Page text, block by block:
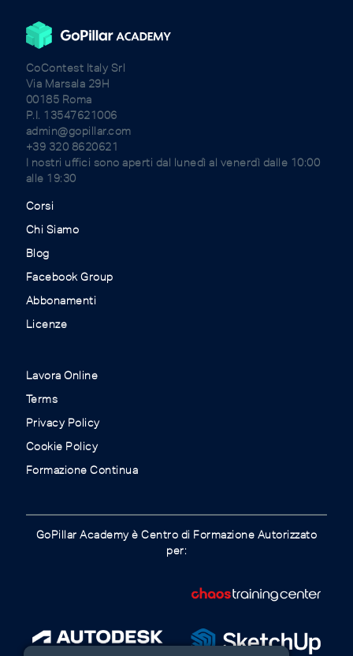
CoContest Italy Srl
Via Marsala 29H
00185 Roma
P.I. 13547621006
admin@gopillar.com
+39 320 8620621
I nostri uffici sono aperti dal lunedì al venerdì dalle 10:00
alle 19:30
Corsi
Chi Siamo
Blog
Facebook Group
Abbonamenti
Licenze
Lavora Online
Terms
Privacy Policy
Cookie Policy
Formazione Continua
GoPillar Academy è Centro di Formazione Autorizzato
per: